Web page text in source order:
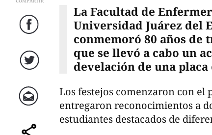
Facebook
Twitter
Correo
La Facultad de
Universidad Juárez del
conmemoró 80 años de
que se llevó a cabo un
develación de una
Los festejos comenzaron con el
entregaron reconocimientos a
estudiantes destacados de